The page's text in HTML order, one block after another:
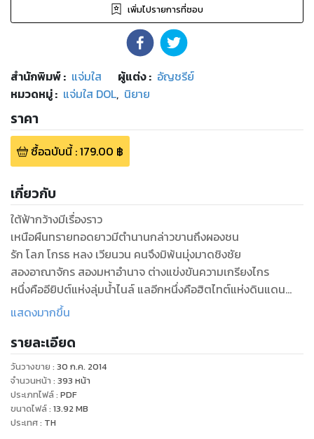
เพิ่มไปรายการที่ชอบ
สำนักพิมพ์: แจ่มใส ผู้แต่ง : อัญชรีย์
หมวดหมู่: แจ่มใส DOL, นิยาย
ราคา
ซื้อฉบับนี้:179.00 ฿
เกี่ยวกับ
ใต้ฟ้ากว้างมีเรื่องราว
เหนือผืนทรายทอดยาวมีตำนานกล่าวขานถึงผองชน
รัก โลภ โกรธ หลง เวียนวน คนจึงมิพ้นมุ่งมาดชิงชัย
สองอาณาจักร สองมหาอำนาจ ต่างแข่งขันความเกรียงไกร
หนึ่งคืออียิปต์แห่งลุ่มน้ำไนล์ แลอีกหนึ่งคือฮิตไทต์แห่งดินแดน
เสี้ยวจันทร์
ลวงหลอกนางผู้เป็นขัตติยนารีแห่งฮัตตูซิลิให้มอบเยื่อใย
ก่อนเหยียบย่ำทำลายสิ้นซึ่งไมตรี
ผิดหวัง... เศร้า... แค้น... รุมเร้าอิลวาน
หากอาลัย... โหยหา... รัก... ยังทรงอำนาจ
นางจึงมิอาจพรากใจจากเขา
มายาใดจักมากอานุภาพเท่ามายารัก... คงยากนักที่จะเจอ
แสดงมากขึ้น
รายละเอียด
วันวางขาย : 30 ก.ค. 2014
จำนวนหน้า : 393 หน้า
ประเภทไฟล์: PDF
ขนาดไฟล์: 13.92 MB
ประเทศ: TH